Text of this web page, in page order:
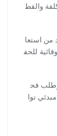
والقط
من استعا
للحف
وطلب فح
توا